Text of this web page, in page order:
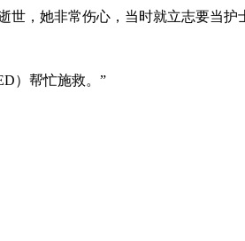
世，她非常伤心，当时就立志要当
）帮忙施救。”